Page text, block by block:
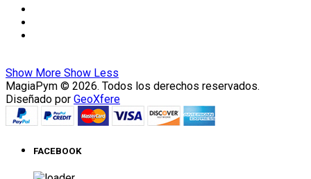
Show More Show Less
MagiaPym © 2026. Todos los derechos reservados.
Diseñado por GeoXfere
FACEBOOK